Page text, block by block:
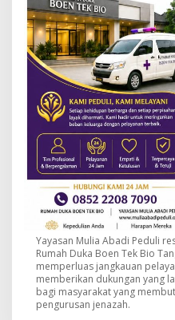
Yayasan Mulia Abadi Peduli
Rumah Duka Boen Tek Bio
memperluas jangkauan
memberikan dukungan yang
bagi masyarakat yang
pengurusan jenazah.